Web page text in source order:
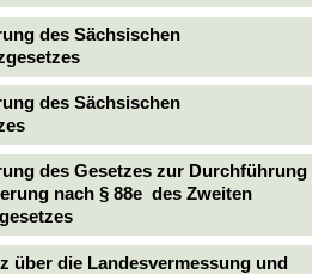
des Sächsischen
des Sächsischen
des Gesetzes zur Durchführung
nach § 88e des Zweiten
über die Landesvermessung und